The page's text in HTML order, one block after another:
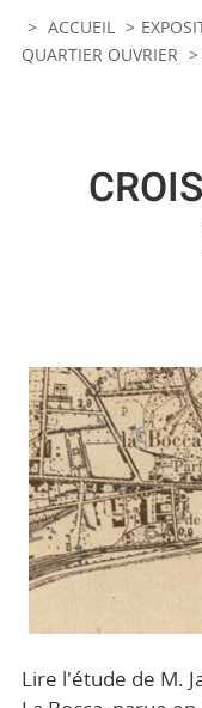
ACCUEIL
QUARTIER OUVRIER
Lire l'étude de M.